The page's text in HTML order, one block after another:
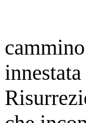
Sia la